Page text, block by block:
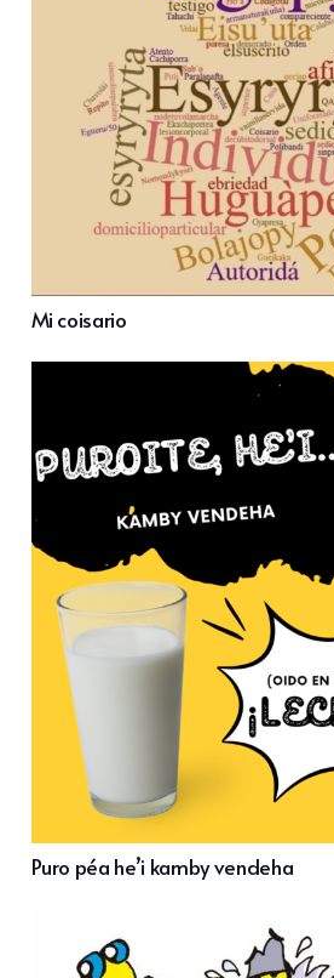
Mi coisario
Puro péa he’i kamby vendeha